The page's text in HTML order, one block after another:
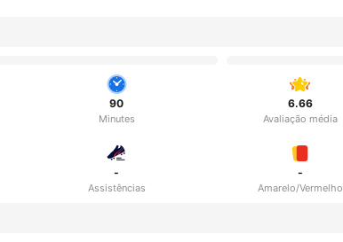
90
Minutes
6.66
Avaliação média
-
Assistências
-
Amarelo/Vermelho